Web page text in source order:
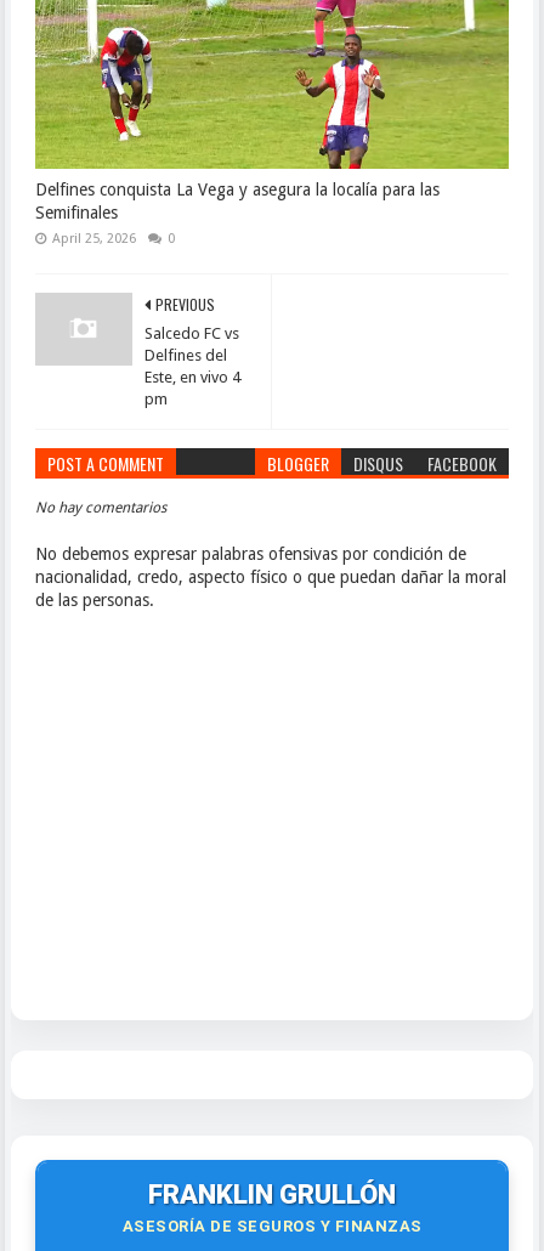
Delfines conquista La Vega y asegura la localía para las
Semifinales
April 25, 2026 0
PREVIOUS
Salcedo FC vs
Delfines del
Este, en vivo 4
pm
POST A COMMENT BLOGGER DISQUS FACEBOOK
No hay comentarios
No debemos expresar palabras ofensivas por condición de
nacionalidad, credo, aspecto físico o que puedan dañar la moral
de las personas.
FRANKLIN GRULLÓN
ASESORÍA DE SEGUROS Y FINANZAS